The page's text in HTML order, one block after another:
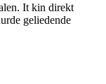
It kin direkt
geliedende